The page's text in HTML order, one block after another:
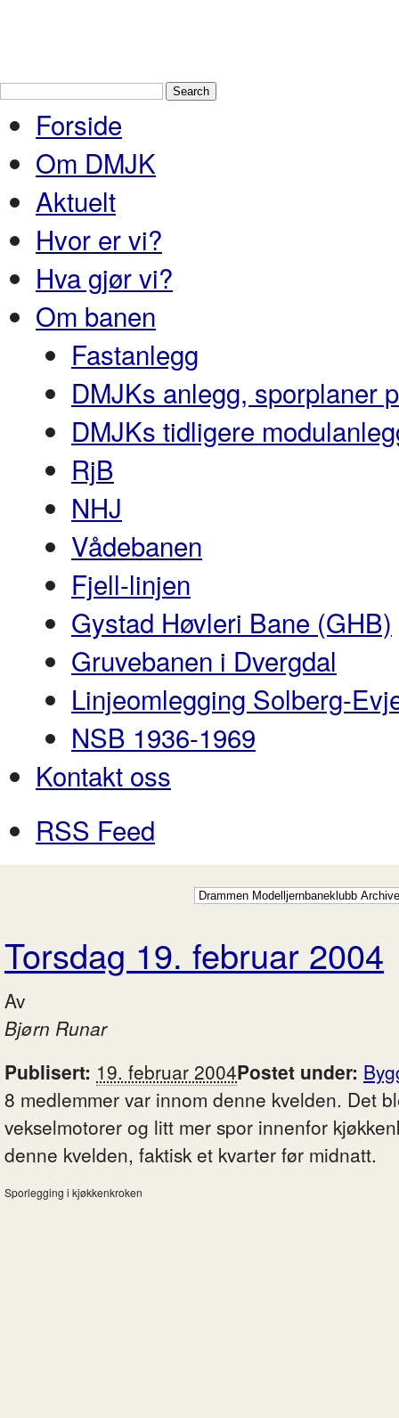
Forside
Om DMJK
Aktuelt
Hvor er vi?
Hva gjør vi?
Om banen
Fastanlegg
DMJKs anlegg, sporplaner
DMJKs tidligere
RjB
NHJ
Vådebanen
Fjell-linjen
Gystad Høvleri Bane (GHB)
Gruvebanen i Dvergdal
Linjeomlegging Solberg-
NSB 1936-1969
Kontakt oss
RSS Feed
Torsdag 19. februar 2004
Av
Bjørn Runar
Publisert: 19. februar 2004Postet under:
8 medlemmer var innom denne kvelden. Det
vekselmotorer og litt mer spor innenfor
denne kvelden, faktisk et kvarter før midnatt.
Sporlegging i kjøkkenkroken